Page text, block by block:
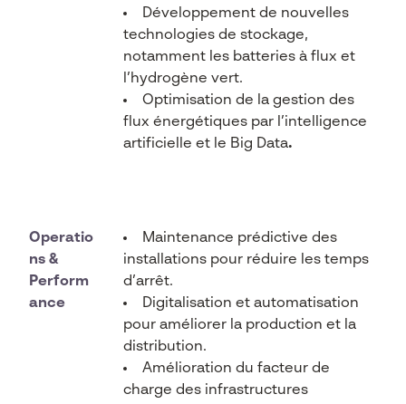
Développement de nouvelles
technologies de stockage,
notamment les batteries à flux et
l’hydrogène vert.
Optimisation de la gestion des
flux énergétiques par l’intelligence
artificielle et le Big Data.
Operatio
ns &
Perform
ance
Maintenance prédictive des
installations pour réduire les temps
d’arrêt.
Digitalisation et automatisation
pour améliorer la production et la
distribution.
Amélioration du facteur de
charge des infrastructures